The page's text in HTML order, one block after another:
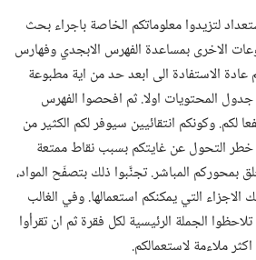
لتزيدوا معلوماتكم الخاصة باجراء بحث
الاخرى بمساعدة الفهرس الابجدي وفهارس
الاستفادة الى ابعد حد من اية مطبوعة
المحتويات اولا.‏ ثم افحصوا الفهرس
لكم.‏ وكونكم انتقائيين سيوفر لكم الكثير من
خطر التحول عن غايتكم بسبب نقاط ممتعة
بمحوركم المباشر.‏ تجنَّبوا ذلك بتصفّح المواد،‏
التي يمكنكم استعمالها.‏ وفي الغالب
الجملة الرئيسية لكل فقرة ثم ان تقرأوا
ملاءمة لاستعمالكم.‏